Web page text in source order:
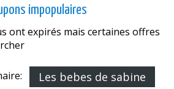
impopulaires
ont expirés mais certaines offres
Les bebes de sabine